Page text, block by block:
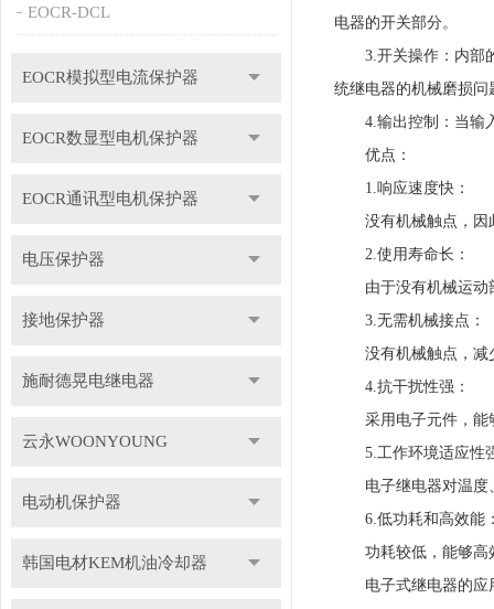
EOCR-DCL
EOCR模拟型电流保护器
EOCR数显型电机保护器
EOCR通讯型电机保护器
电压保护器
接地保护器
施耐德晃电继电器
云永WOONYOUNG
电动机保护器
韩国电材KEM机油冷却器
电器的开关部分。
3.开关操作：内部的
统继电器的机械磨损
4.输出控制：当输入
优点：
1.响应速度快：
没有机械触点，因此
2.使用寿命长：
由于没有机械运动部
3.无需机械接点：
没有机械触点，减少
4.抗干扰性强：
采用电子元件，能够
5.工作环境适应性
电子继电器对温度、
6.低功耗和高效能
功耗较低，能够高
电子式继电器的应